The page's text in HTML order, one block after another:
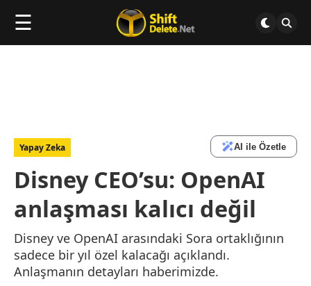
☰
Yapay Zeka AI ile Özetle
Disney CEO’su: OpenAI
anlaşması kalıcı değil
Disney ve OpenAI arasındaki Sora ortaklığının
sadece bir yıl özel kalacağı açıklandı.
Anlaşmanın detayları haberimizde.